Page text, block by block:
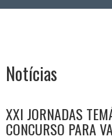
Notícias
XXI JORNADAS
CONCURSO PARA